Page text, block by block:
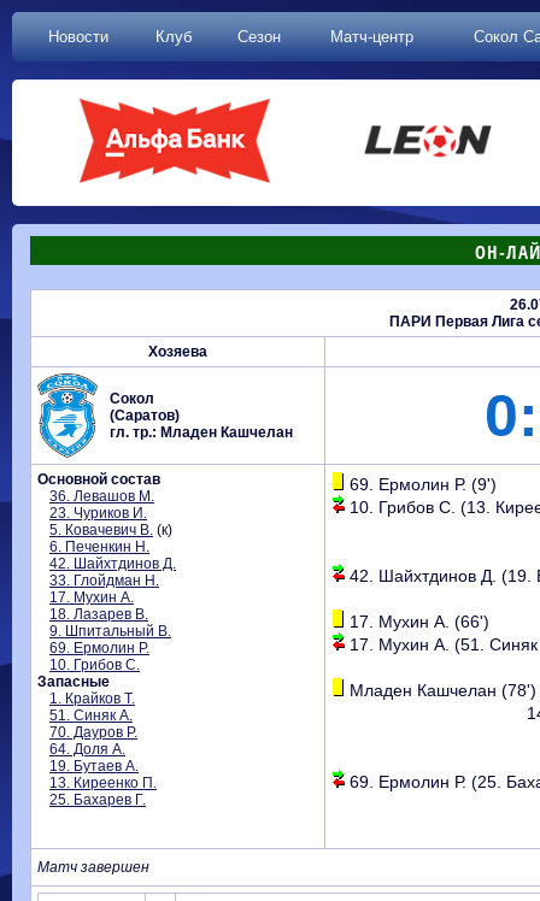
Новости Клуб Сезон Матч-центр Сокол
ОН-
ПАРИ Первая Лига
Хозяева
Сокол
(Саратов)
гл. тр.: Младен Кашчелан
Основной состав
36. Левашов М.
23. Чуриков И.
5. Ковачевич В. (к)
6. Печенкин Н.
42. Шайхтдинов Д.
33. Глойдман Н.
17. Мухин А.
18. Лазарев В.
9. Шпитальный В.
69. Ермолин Р.
10. Грибов С.
Запасные
1. Крайков Т.
51. Синяк А.
70. Дауров Р.
64. Доля А.
19. Бутаев А.
13. Киреенко П.
25. Бахарев Г.
69. Ермолин Р. (9')
10. Грибов С. (13.
42. Шайхтдинов Д. (19.
17. Мухин А. (66')
17. Мухин А. (51.
Младен Кашчелан (78')
69. Ермолин Р. (25.
Матч завершен